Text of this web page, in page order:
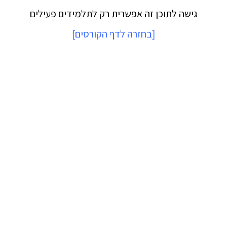
גישה לתוכן זה אפשרית רק לתלמידים פעילים
[בחזרה לדף הקורסים]